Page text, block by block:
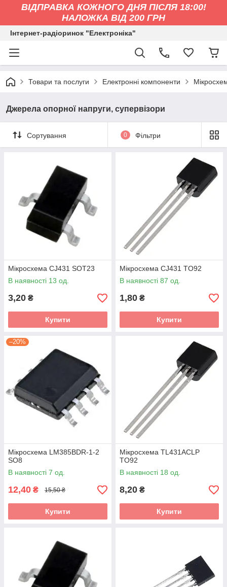
ВІДПРАВКА КОЖНОГО ДНЯ ПІСЛЯ 18:00!
НАЛОЖКА ВІД 200 ГРН
Інтернет-радіоринок "Електроніка"
Товари та послуги Електронні компоненти
Джерела опорної напруги, супервізори
Сортування 0 Фільтри
Мікросхема CJ431 SOT23
В наявності 13 од.
3,20 ₴
Купити
Мікросхема CJ431 TO92
В наявності 87 од.
1,80 ₴
Купити
–20%
Мікросхема LM385BDR-1-2
SO8
В наявності 7 од.
12,40 ₴ 15,50 ₴
Купити
Мікросхема TL431ACLP
TO92
В наявності 18 од.
8,20 ₴
Купити